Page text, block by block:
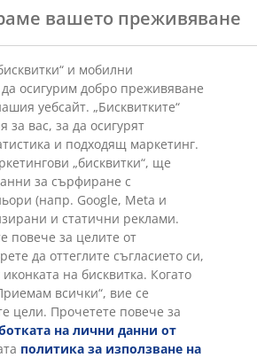
вашето преживяване
и мобилни
осигурим добро преживяване
уебсайт. „Бисквитките“
вас, за да осигурят
и подходящ маркетинг.
„бисквитки“, ще
за сърфиране с
(напр. Google, Meta и
и статични реклами.
повече за целите от
да оттеглите съгласието си,
на бисквитка. Когато
всички“, вие се
цели. Прочетете повече за
на лични данни от
политика за използване на